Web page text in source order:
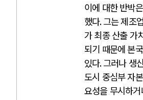
이에 대한 반박
했다.그는 제조
가 최종 산출 가
되기 때문에 본
있다.그러나 생
도시 중심부 자
요성을 무시하거